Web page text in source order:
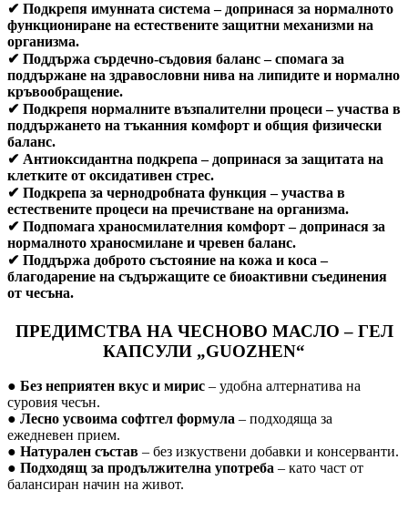
✔ Подкрепя имунната система – допринася за нормалното
функциониране на естествените защитни механизми на
организма.
✔ Поддържа сърдечно-съдовия баланс– спомага за
поддържане на здравословни нива на липидите и нормално
кръвообращение.
✔ Подкрепя нормалните възпалителни процеси– участва в
поддържането на тъканния комфорт и общия физически
баланс.
✔ Антиоксидантна подкрепа – допринася за защитата на
клетките от оксидативен стрес.
✔ Подкрепа за чернодробната функция– участва в
естествените процеси на пречистване на организма.
✔ Подпомага храносмилателния комфорт– допринася за
нормалното храносмилане и чревен баланс.
✔ Поддържа доброто състояние на кожа и коса –
благодарение на съдържащите се биоактивни съединения
от чесъна.
ПРЕДИМСТВА НА ЧЕСНОВО МАСЛО – ГЕЛ
КАПСУЛИ „GUOZHEN“
● Без неприятен вкус и мирис – удобна алтернатива на
суровия чесън.
● Лесно усвоима софтгел формула – подходяща за
ежедневен прием.
● Натурален състав – без изкуствени добавки и консерванти.
● Подходящ за продължителна употреба – като част от
балансиран начин на живот.